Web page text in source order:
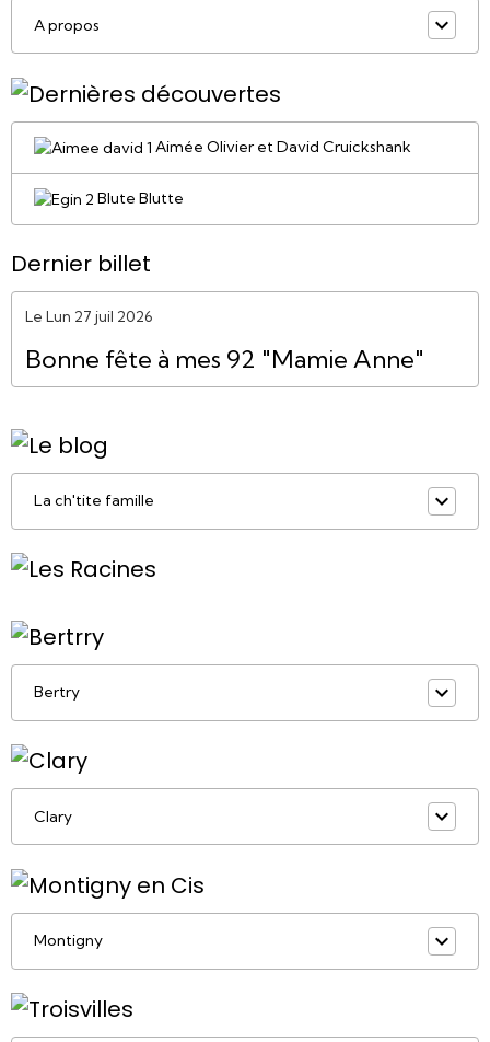
A propos
Aimée Olivier et David Cruickshank
Blute Blutte
Dernier billet
Bonne fête à mes 92 "Mamie Anne"